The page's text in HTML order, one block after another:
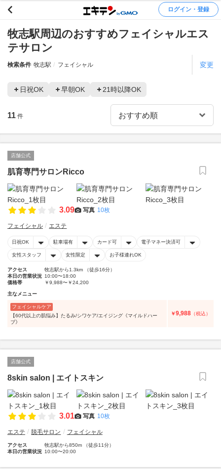
ログイン・登録
牧志駅周辺のおすすめフェイシャルエス
テサロン
検索条件 牧志駅 フェイシャル 変更
日祝OK 早朝OK 21時以降OK
11 件
店舗公式
肌育専門サロンRicco
3.09 写真 10枚
フェイシャル エステ
日祝OK 駐車場有 カード可 電子マネー決済可
女性スタッフ 女性限定 お子様連れOK
アクセス
牧志駅から1.3km （徒歩16分）
本日の営業状況 10:00〜18:00
価格帯
￥9,988〜￥24,200
主なメニュー
フェイシャルケア
【60代以上の肌悩み】たるみ/シワケア/エイジング《マイルドハー
ブ》
￥9,988 （税込）
店舗公式
8skin salon | エイトスキン
3.01 写真 10枚
エステ 脱毛サロン フェイシャル
アクセス
牧志駅から850m （徒歩11分）
本日の営業状況 10:00〜20:00